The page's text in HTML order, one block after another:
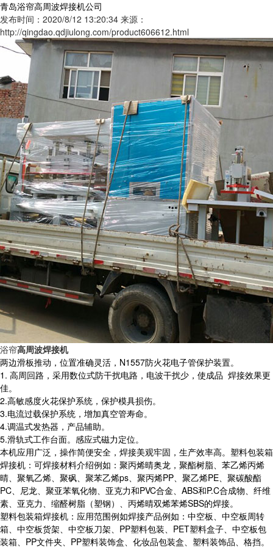
青岛浴帘高周波焊接机公司
发布时间：2020/8/12 13:20:34 来源：
http://qingdao.qdjiulong.com/product606612.html
浴帘高周波焊接机
两边滑板推动，位置准确灵活，N1557防火花电子管保护装置。
1. 高周回路，采用数位式防干扰电路，电波干扰少，使成品 焊接效果更
佳。
2.高敏感度火花保护系统，保护模具损伤。
3.电流过载保护系统，增加真空管寿命。
4.调温式发热器，产品辅助。
5.滑轨式工作台面。感应式磁力定位。
本机应用广泛，操作简便安全，焊接美观牢固，生产效率高。塑料包装箱
焊接机：可焊接材料介绍例如：聚丙烯晴奥龙，聚酯树脂、苯乙烯丙烯
晴、聚氧乙烯、聚砜、聚苯乙烯ps、聚丙烯PP、聚乙烯PE、聚碳酸酯
PC、尼龙、聚亚苯氧化物、亚克力和PVC合金、ABS和P.C合成物、纤维
素、亚克力、缩醛树脂（塑钢）、丙烯晴双烯苯烯SBS的焊接。
塑料包装箱焊接机：应用范围例如焊接产品例如：中空板、中空板周转
箱、中空板货架、中空板刀架、PP塑料包装、PET塑料盒子、中空板包
装箱、PP文件夹、PP塑料装饰盒、化妆品包装盒、塑料装饰品、格挡。